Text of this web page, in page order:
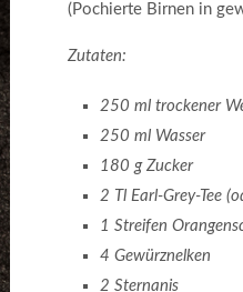
(Pochierte Birnen in
Zutaten:
250 ml trockener
250 ml Wasser
180 g Zucker
2 Tl Earl-Grey-Tee
1 Streifen
4 Gewürznelken
2 Sternanis